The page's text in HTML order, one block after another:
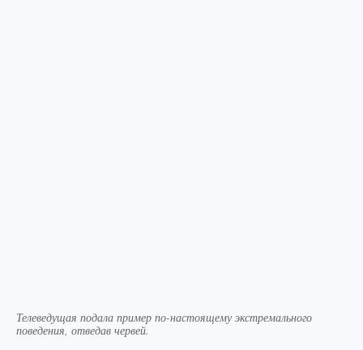
Телеведущая подала пример по-настоящему экстремального
поведения, отведав червей.